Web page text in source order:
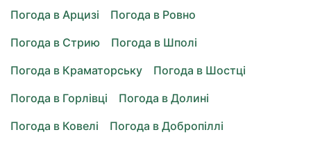
Погода в Арцизі
Погода в Ровно
Погода в Стрию
Погода в Шполі
Погода в Краматорську
Погода в Шостці
Погода в Горлівці
Погода в Долині
Погода в Ковелі
Погода в Добропіллі